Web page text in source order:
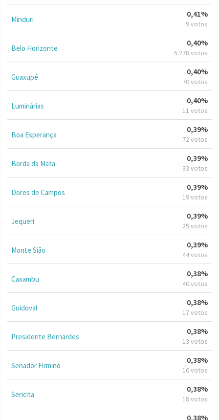
Minduri
0,41%
9 votos
Belo Horizonte
0,40%
5.278 votos
Guaxupé
0,40%
70 votos
Luminárias
0,40%
11 votos
Boa Esperança
0,39%
72 votos
Borda da Mata
0,39%
33 votos
Dores de Campos
0,39%
19 votos
Jequeri
0,39%
25 votos
Monte Sião
0,39%
44 votos
Caxambu
0,38%
40 votos
Guidoval
0,38%
17 votos
Presidente Bernardes
0,38%
13 votos
Senador Firmino
0,38%
16 votos
Sericita
0,38%
18 votos
0,38%